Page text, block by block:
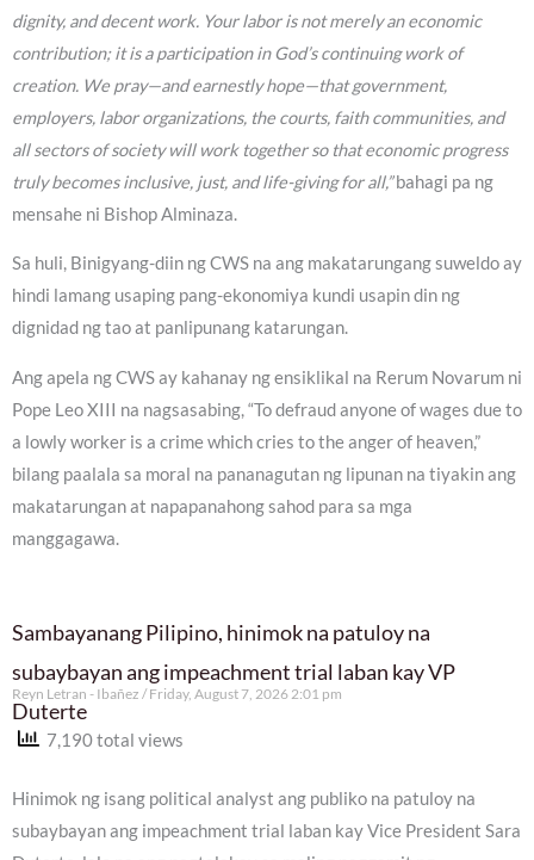
dignity, and decent work. Your labor is not merely an economic
contribution; it is a participation in God’s continuing work of
creation. We pray—and earnestly hope—that government,
employers, labor organizations, the courts, faith communities, and
all sectors of society will work together so that economic progress
truly becomes inclusive, just, and life-giving for all,”bahagi pa ng
mensahe ni Bishop Alminaza.
Sa huli, Binigyang-diin ng CWS na ang makatarungang suweldo ay
hindi lamang usaping pang-ekonomiya kundi usapin din ng
dignidad ng tao at panlipunang katarungan.
Ang apela ng CWS ay kahanay ng ensiklikal na Rerum Novarum ni
Pope Leo XIII na nagsasabing, “To defraud anyone of wages due to
a lowly worker is a crime which cries to the anger of heaven,”
bilang paalala sa moral na pananagutan ng lipunan na tiyakin ang
makatarungan at napapanahong sahod para sa mga
manggagawa.
Sambayanang Pilipino, hinimok na patuloy na
subaybayan ang impeachment trial laban kay VP
Duterte
Reyn Letran - Ibañez Friday, August 7, 2026 2:01 pm
7,190 total views
Hinimok ng isang political analyst ang publiko na patuloy na
subaybayan ang impeachment trial laban kay Vice President Sara